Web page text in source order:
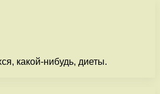
какой-нибудь, диеты.